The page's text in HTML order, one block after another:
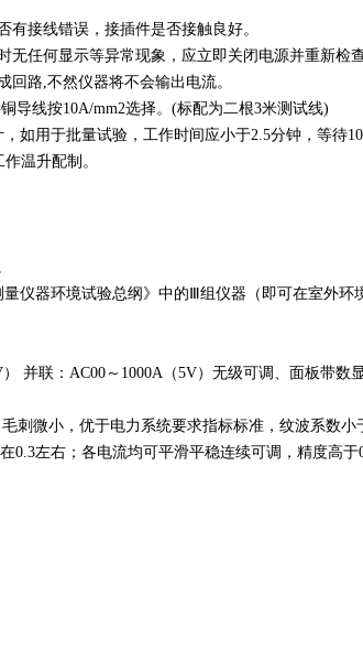
有接线错误，接插件是否接触良好。
无任何显示等异常现象，应立即关闭电源并重新检查
回路,不然仪器将不会输出电流。
导线按10A/mm2选择。(标配为二根3米测试线)
，如用于批量试验，工作时间应小于2.5分钟，等待
温升配制。
量仪器环境试验总纲》中的Ⅲ组仪器（即可在室外环
并联：AC00～1000A（5V）无级可调、面板带数
刺微小，优于电力系统要求指标标准，纹波系数小
0.3左右；各电流均可平滑平稳连续可调，精度高